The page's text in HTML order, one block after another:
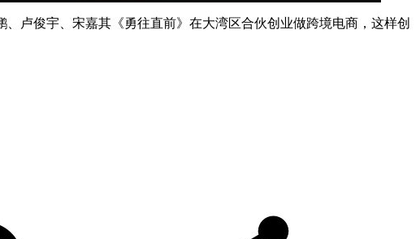
卢俊宇、宋嘉其《勇往直前》在大湾区合伙创业做跨境电商，这样创